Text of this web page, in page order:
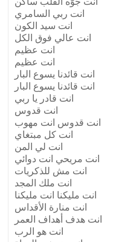
انت ربي السامري
انت سيد الكون
انت عالي فوق الكل
انت عظيم
انت عظيم
انت قائدنا يسوع البار
انت قائدنا يسوع البار
انت قادر يا ربي
انت قدوس
انت قدوس انت مهوب
انت كل مبتغاي
انت لي المن
انت مريحي انت دوائي
انت مش للذكريات
انت ملك المجد
انت مليكنا انت مليكنا
انت منارة الأقداس
انت هدف أهداف العمر
انت هو الرب